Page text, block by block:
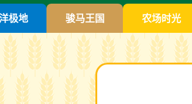
极地 骏马王国 农场时光